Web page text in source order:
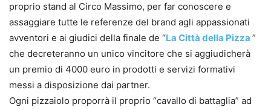
proprio stand al Circo Massimo, per far conoscere e
assaggiare tutte le referenze del brand agli appassionati
avventori e ai giudici della finale de “La Città della Pizza ”
che decreteranno un unico vincitore che si aggiudicherà
un premio di 4000 euro in prodotti e servizi formativi
messi a disposizione dai partner.
Ogni pizzaiolo proporrà il proprio “cavallo di battaglia” ad